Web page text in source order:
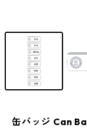
缶バッジ Can